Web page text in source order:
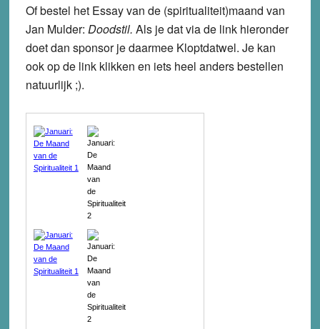
Of bestel het Essay van de (spiritualiteit)maand van
Jan Mulder: Doodstil. Als je dat via de link hieronder
doet dan sponsor je daarmee Kloptdatwel. Je kan
ook op de link klikken en iets heel anders bestellen
natuurlijk ;).